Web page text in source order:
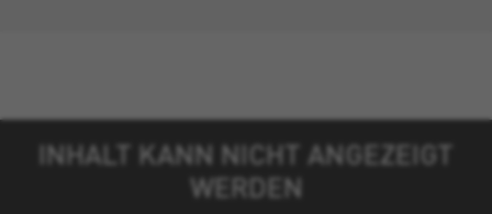
INHALT KANN NICHT ANGEZEIGT
WERDEN